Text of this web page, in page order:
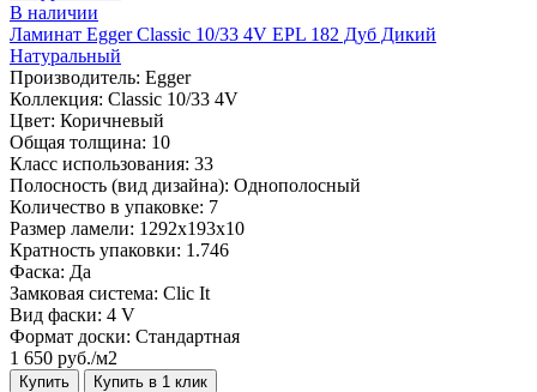
В наличии
Ламинат Egger Classic 10/33 4V EPL 182 Дуб Дикий
Натуральный
Производитель: Egger
Коллекция: Classic 10/33 4V
Цвет: Коричневый
Общая толщина: 10
Класс использования: 33
Полосность (вид дизайна): Однополосный
Количество в упаковке: 7
Размер ламели: 1292х193х10
Кратность упаковки: 1.746
Фаска: Да
Замковая система: Clic It
Вид фаски: 4 V
Формат доски: Стандартная
1 650 руб./м2
Купить Купить в 1 клик